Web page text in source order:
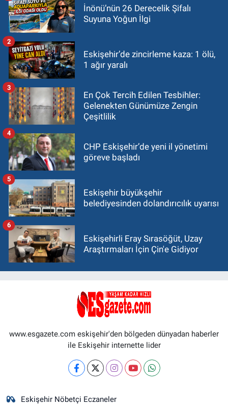
İnönü’nün 26 Derecelik Şifalı
Suyuna Yoğun İlgi
Eskişehir’de zincirleme kaza: 1 ölü,
1 ağır yaralı
2
En Çok Tercih Edilen Tesbihler:
Gelenekten Günümüze Zengin
Çeşitlilik
3
CHP Eskişehir’de yeni il yönetimi
göreve başladı
4
Eskişehir büyükşehir
belediyesinden dolandırıcılık uyarısı
5
Eskişehirli Eray Sırasöğüt, Uzay
Araştırmaları İçin Çin'e Gidiyor
6
www.esgazete.com eskişehir'den bölgeden dünyadan haberler
ile Eskişehir internette lider
Eskişehir Nöbetçi Eczaneler